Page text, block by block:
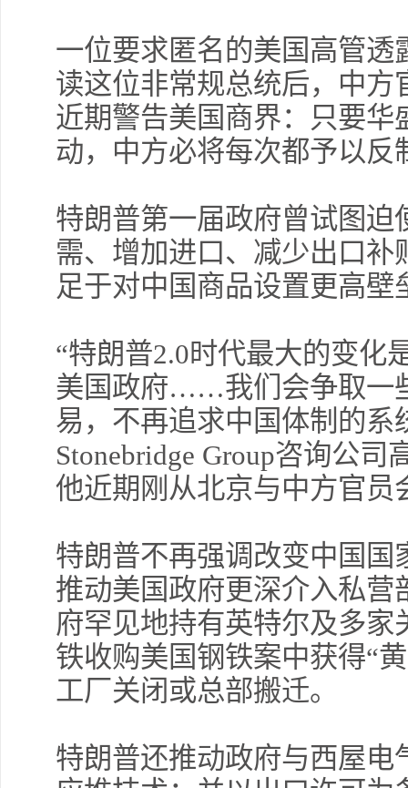
一位要求匿名的美国高管
读这位非常规总统后，中
近期警告美国商界：只要
动，中方必将每次都予以反
特朗普第一届政府曾试图
需、增加进口、减少出口
足于对中国商品设置更高壁
“特朗普2.0时代最大的变化
美国政府……我们会争取一
易，不再追求中国体制的系
Stonebridge Group咨询公
他近期刚从北京与中方官员
特朗普不再强调改变中国
推动美国政府更深介入私
府罕见地持有英特尔及多
铁收购美国钢铁案中获得“
工厂关闭或总部搬迁。
特朗普还推动政府与西屋